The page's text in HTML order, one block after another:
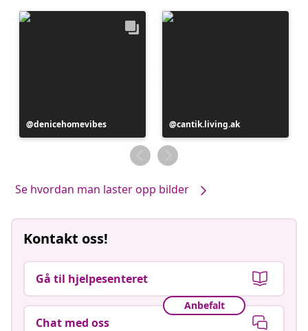
Innlegg
publisert
denicehomevibes
Innlegg
publisert
av
cantik.living.ak
Se hvordan man laster opp bilder
Kontakt oss!
Gå til hjelpesenteret
Anbefalt
Chat med oss